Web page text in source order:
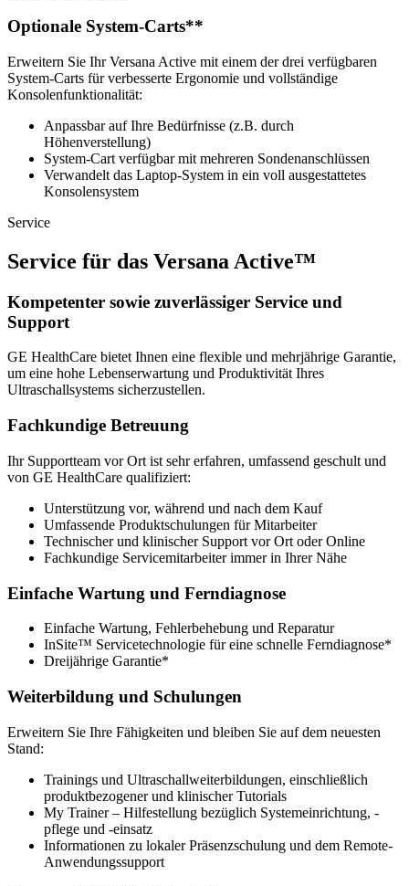
Optionale System-Carts**
Erweitern Sie Ihr Versana Active mit einem der drei verfügbaren
System-Carts für verbesserte Ergonomie und vollständige
Konsolenfunktionalität:
Anpassbar auf Ihre Bedürfnisse (z.B. durch
Höhenverstellung)
System-Cart verfügbar mit mehreren Sondenanschlüssen
Verwandelt das Laptop-System in ein voll ausgestattetes
Konsolensystem
Service
Service für das Versana Active™
Kompetenter sowie zuverlässiger Service und
Support
GE HealthCare bietet Ihnen eine flexible und mehrjährige Garantie,
um eine hohe Lebenserwartung und Produktivität Ihres
Ultraschallsystems sicherzustellen.
Fachkundige Betreuung
Ihr Supportteam vor Ort ist sehr erfahren, umfassend geschult und
von GE HealthCare qualifiziert:
Unterstützung vor, während und nach dem Kauf
Umfassende Produktschulungen für Mitarbeiter
Technischer und klinischer Support vor Ort oder Online
Fachkundige Servicemitarbeiter immer in Ihrer Nähe
Einfache Wartung und Ferndiagnose
Einfache Wartung, Fehlerbehebung und Reparatur
InSite™ Servicetechnologie für eine schnelle Ferndiagnose*
Dreijährige Garantie*
Weiterbildung und Schulungen
Erweitern Sie Ihre Fähigkeiten und bleiben Sie auf dem neuesten
Stand:
Trainings und Ultraschallweiterbildungen, einschließlich
produktbezogener und klinischer Tutorials
My Trainer – Hilfestellung bezüglich Systemeinrichtung, -
pflege und -einsatz
Informationen zu lokaler Präsenzschulung und dem Remote-
Anwendungssupport